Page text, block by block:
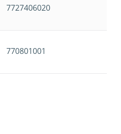
7727406020
770801001